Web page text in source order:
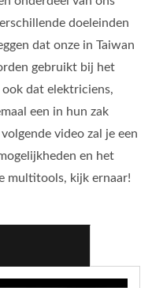
doeleinden
dat onze in Taiwan
gebruikt bij het
dat elektriciens,
een in hun zak
video zal je een
en het
multitools, kijk ernaar!